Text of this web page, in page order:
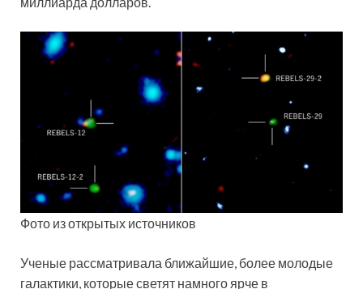
Фото из открытых источников
Ученые рассматривала ближайшие, более молодые
галактики, которые светят намного ярче в